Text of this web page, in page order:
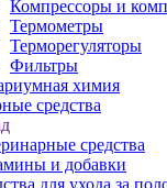
Компрессоры и
Термометры
Терморегуляторы
Фильтры
химия
средства
средства
и добавки
для ухода за